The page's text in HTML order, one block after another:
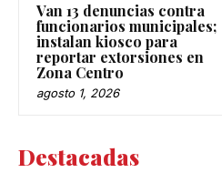
Van 13 denuncias contra
funcionarios municipales;
instalan kiosco para
reportar extorsiones en
Zona Centro
agosto 1, 2026
Destacadas